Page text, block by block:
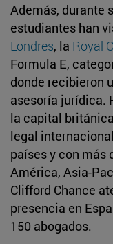
Además, durante
estudiantes han
Londres, la Royal
Formula E,
donde recibieron
asesoría jurídica.
la capital
legal
países y con más
América, Asia-
Clifford Chance
presencia en
150 abogados.